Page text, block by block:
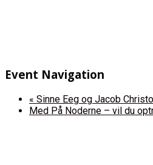
Event Navigation
« Sinne Eeg og Jacob
Med På Noderne – vil du